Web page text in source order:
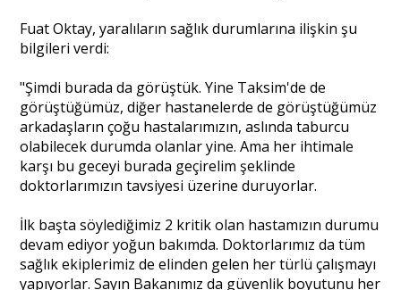
Fuat Oktay, yaralıların sağlık durumlarına ilişkin şu
bilgileri verdi:
"Şimdi burada da görüştük. Yine Taksim'de de
görüştüğümüz, diğer hastanelerde de görüştüğümüz
arkadaşların çoğu hastalarımızın, aslında taburcu
olabilecek durumda olanlar yine. Ama her ihtimale
karşı bu geceyi burada geçirelim şeklinde
doktorlarımızın tavsiyesi üzerine duruyorlar.
İlk başta söylediğimiz 2 kritik olan hastamızın durumu
devam ediyor yoğun bakımda. Doktorlarımız da tüm
sağlık ekiplerimiz de elinden gelen her türlü çalışmayı
yapıyorlar. Sayın Bakanımız da güvenlik boyutunu her